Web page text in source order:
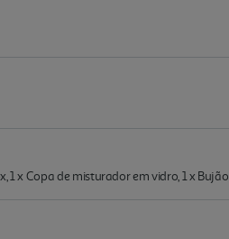
1 x Copa de misturador em vidro, 1 x Bujão